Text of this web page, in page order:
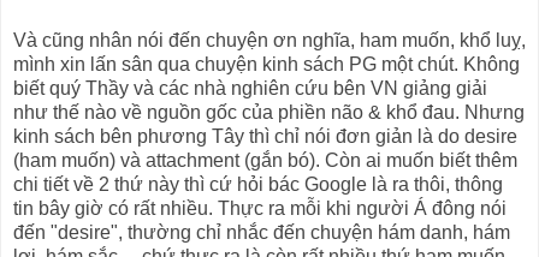
Và cũng nhân nói đến chuyện ơn nghĩa, ham muốn, khổ luỵ,
mình xin lấn sân qua chuyện kinh sách PG một chút. Không
biết quý Thầy và các nhà nghiên cứu bên VN giảng giải
như thế nào về nguồn gốc của phiền não & khổ đau. Nhưng
kinh sách bên phương Tây thì chỉ nói đơn giản là do desire
(ham muốn) và attachment (gắn bó). Còn ai muốn biết thêm
chi tiết về 2 thứ này thì cứ hỏi bác Google là ra thôi, thông
tin bây giờ có rất nhiều. Thực ra mỗi khi người Á đông nói
đến "desire", thường chỉ nhắc đến chuyện hám danh, hám